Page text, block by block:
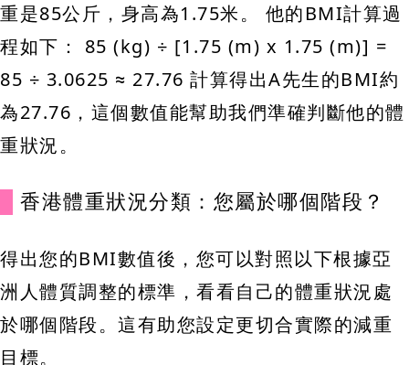
重是85公斤，身高為1.75米。 他的BMI計算過
程如下： 85 (kg) ÷ [1.75 (m) x 1.75 (m)] =
85 ÷ 3.0625 ≈ 27.76 計算得出A先生的BMI約
為27.76，這個數值能幫助我們準確判斷他的體
重狀況。
香港體重狀況分類：您屬於哪個階段？
得出您的BMI數值後，您可以對照以下根據亞
洲人體質調整的標準，看看自己的體重狀況處
於哪個階段。這有助您設定更切合實際的減重
目標。